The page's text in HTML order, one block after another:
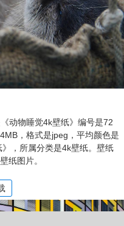
动物睡觉4k壁纸》编号是72
，格式是jpeg，平均颜色是
，所属分类是4k壁纸。壁纸
纸图片。